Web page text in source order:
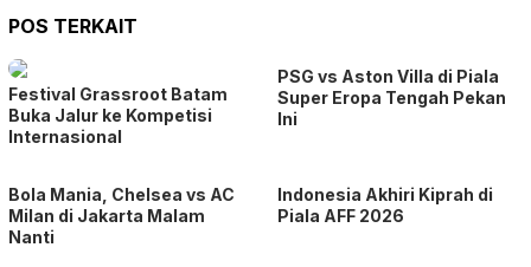
POS TERKAIT
Festival Grassroot Batam
Buka Jalur ke Kompetisi
Internasional
PSG vs Aston Villa di Piala
Super Eropa Tengah Pekan
Ini
Bola Mania, Chelsea vs AC
Milan di Jakarta Malam
Nanti
Indonesia Akhiri Kiprah di
Piala AFF 2026